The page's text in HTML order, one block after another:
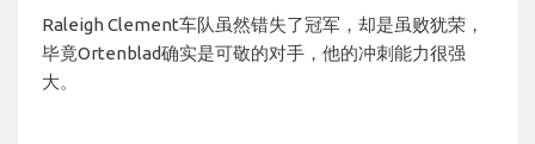
Raleigh Clement车队虽然错失了冠军，却是虽败犹荣，
毕竟Ortenblad确实是可敬的对手，他的冲刺能力很强
大。